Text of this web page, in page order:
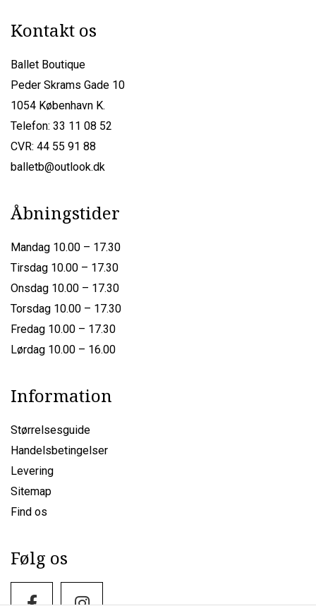
Kontakt os
Ballet Boutique
Peder Skrams Gade 10
1054 København K.
Telefon: 33 11 08 52
CVR: 44 55 91 88
balletb@outlook.dk
Åbningstider
Mandag 10.00 – 17.30
Tirsdag 10.00 – 17.30
Onsdag 10.00 – 17.30
Torsdag 10.00 – 17.30
Fredag 10.00 – 17.30
Lørdag 10.00 – 16.00
Information
Størrelsesguide
Handelsbetingelser
Levering
Sitemap
Find os
Følg os